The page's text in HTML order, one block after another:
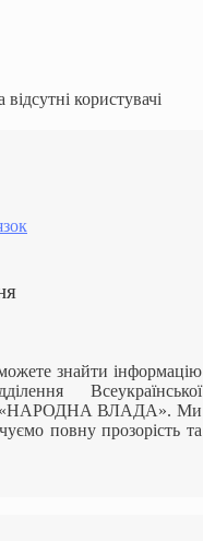
користувачі
знайти інформацію
Всеукраїнської
«НАРОДНА ВЛАДА». Ми
повну прозорість та